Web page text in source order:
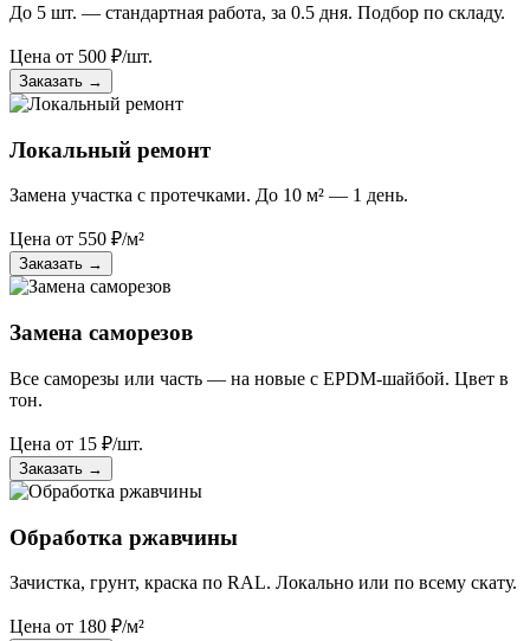
До 5 шт. — стандартная работа, за 0.5 дня. Подбор по складу.
Цена от 500 ₽/шт.
Заказать →
Локальный ремонт
Замена участка с протечками. До 10 м² — 1 день.
Цена от 550 ₽/м²
Заказать →
Замена саморезов
Все саморезы или часть — на новые с EPDM-шайбой. Цвет в
тон.
Цена от 15 ₽/шт.
Заказать →
Обработка ржавчины
Зачистка, грунт, краска по RAL. Локально или по всему скату.
Цена от 180 ₽/м²